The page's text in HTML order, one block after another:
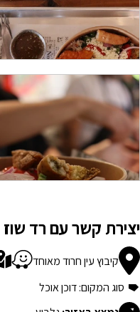
יצירת קשר עם רד שוז Red Shoes
קיבוץ עין חרוד מאוחד
סוג המקום: דוכן אוכל